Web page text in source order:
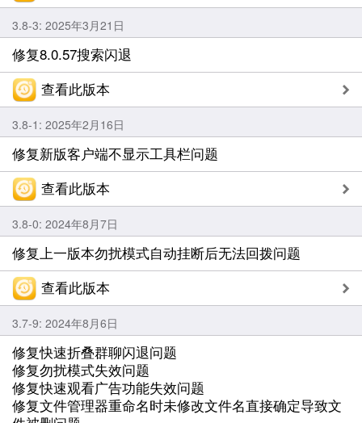
3.8-3: 2025年3月21日
修复8.0.57搜索闪退
查看此版本
3.8-1: 2025年2月16日
修复新版客户端不显示工具栏问题
查看此版本
3.8-0: 2024年8月7日
修复上一版本勿扰模式自动挂断后无法回拨问题
查看此版本
3.7-9: 2024年8月6日
修复快速折叠群聊闪退问题
修复勿扰模式失效问题
修复快速观看广告功能失效问题
修复文件管理器重命名时未修改文件名直接确定导致文